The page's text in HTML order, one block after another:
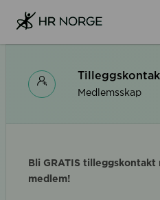
Medlemsskap
Bli GRATIS
medlem!